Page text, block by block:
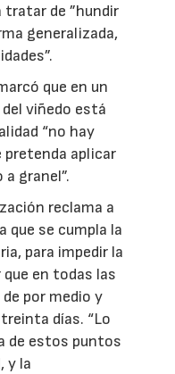
tratar de ”hundir
generalizada,
que en un
viñedo está
“no hay
pretenda aplicar
granel”.
reclama a
que se cumpla la
para impedir la
en todas las
por medio y
días. “Lo
de estos puntos
y la